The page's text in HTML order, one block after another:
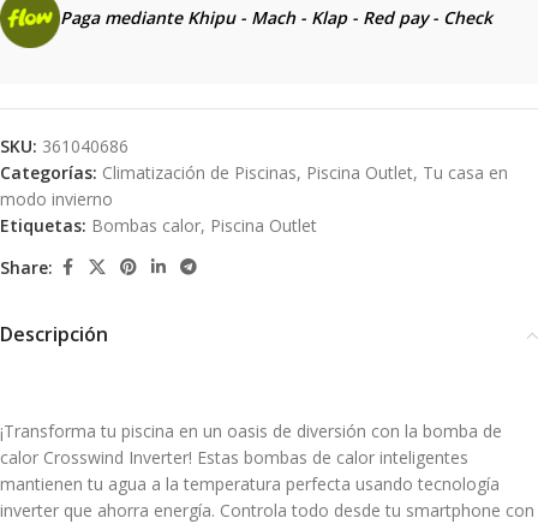
Paga mediante Khipu - Mach - Klap - Red pay - Check
SKU: 361040686
Categorías: Climatización de Piscinas, Piscina Outlet, Tu casa en
modo invierno
Etiquetas: Bombas calor, Piscina Outlet
Share:
Descripción
¡Transforma tu piscina en un oasis de diversión con la bomba de
calor Crosswind Inverter! Estas bombas de calor inteligentes
mantienen tu agua a la temperatura perfecta usando tecnología
inverter que ahorra energía. Controla todo desde tu smartphone con